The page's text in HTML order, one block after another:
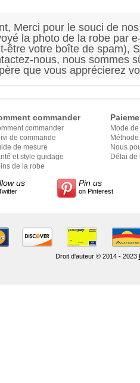
Merci pour le souci de
la photo de la robe par
être votre boîte de spam),
nous, nous sommes
que vous apprécierez
commander
commander
de commande
de mesure
et style guidage
de la robe
Mode
Nous
Délai de
us Pin us
on Pinterest
Droit d'auteur © 2014 - 2023